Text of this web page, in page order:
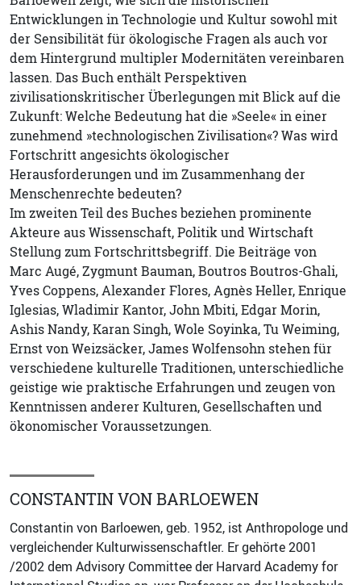
Entwicklungen in Technologie und Kultur sowohl mit
der Sensibilität für ökologische Fragen als auch vor
dem Hintergrund multipler Modernitäten vereinbaren
lassen. Das Buch enthält Perspektiven
zivilisationskritischer Überlegungen mit Blick auf die
Zukunft: Welche Bedeutung hat die »Seele« in einer
zunehmend »technologischen Zivilisation«? Was wird
Fortschritt angesichts ökologischer
Herausforderungen und im Zusammenhang der
Menschenrechte bedeuten?
Im zweiten Teil des Buches beziehen prominente
Akteure aus Wissenschaft, Politik und Wirtschaft
Stellung zum Fortschrittsbegriff. Die Beiträge von
Marc Augé, Zygmunt Bauman, Boutros Boutros-Ghali,
Yves Coppens, Alexander Flores, Agnès Heller, Enrique
Iglesias, Wladimir Kantor, John Mbiti, Edgar Morin,
Ashis Nandy, Karan Singh, Wole Soyinka, Tu Weiming,
Ernst von Weizsäcker, James Wolfensohn stehen für
verschiedene kulturelle Traditionen, unterschiedliche
geistige wie praktische Erfahrungen und zeugen von
Kenntnissen anderer Kulturen, Gesellschaften und
ökonomischer Voraussetzungen.
CONSTANTIN VON BARLOEWEN
Constantin von Barloewen, geb. 1952, ist Anthropologe und
vergleichender Kulturwissenschaftler. Er gehörte 2001
/2002 dem Advisory Committee der Harvard Academy for